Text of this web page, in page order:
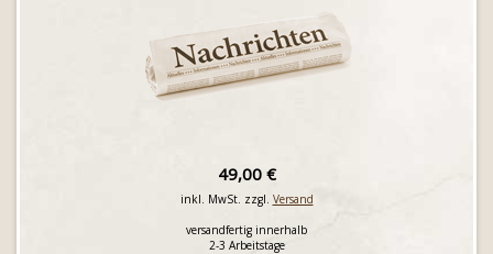
49,00 €
inkl. MwSt. zzgl. Versand
versandfertig innerhalb
2-3 Arbeitstage